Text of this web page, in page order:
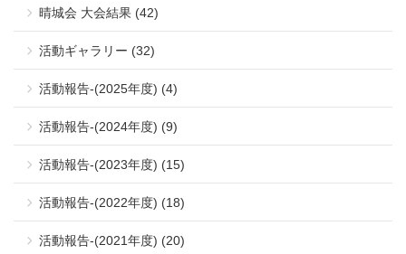
晴城会 大会結果 (42)
活動ギャラリー (32)
活動報告-(2025年度) (4)
活動報告-(2024年度) (9)
活動報告-(2023年度) (15)
活動報告-(2022年度) (18)
活動報告-(2021年度) (20)